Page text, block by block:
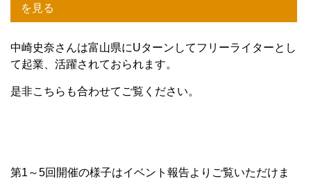
を見る
中崎史奈さんは富山県にUターンしてフリーライターとし
て起業、活躍されておられます。
是非こちらも合わせてご覧ください。
第1～5回開催の様子はイベント報告よりご覧いただけま